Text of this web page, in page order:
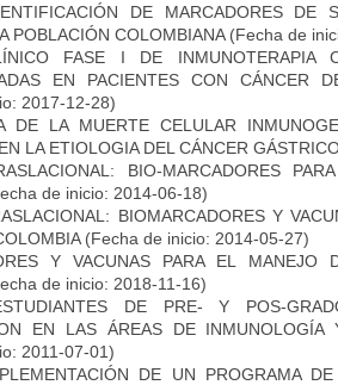
DE MARCADORES DE
POBLACIÓN COLOMBIANA(Fecha de
FASE I DE INMUNOTERAPIA
EN PACIENTES CON CÁNCER
2017-12-28)
DE LA MUERTE CELULAR
LA ETIOLOGIA DEL CÁNCER
BIO-MARCADORES
de inicio: 2014-06-18)
BIOMARCADORES Y
(Fecha de inicio: 2014-05-27)
Y VACUNAS PARA EL MANEJO
de inicio: 2018-11-16)
DE PRE- Y POS-
EN LAS ÁREAS DE INMUNOLOGÍA
2011-07-01)
DE UN PROGRAMA